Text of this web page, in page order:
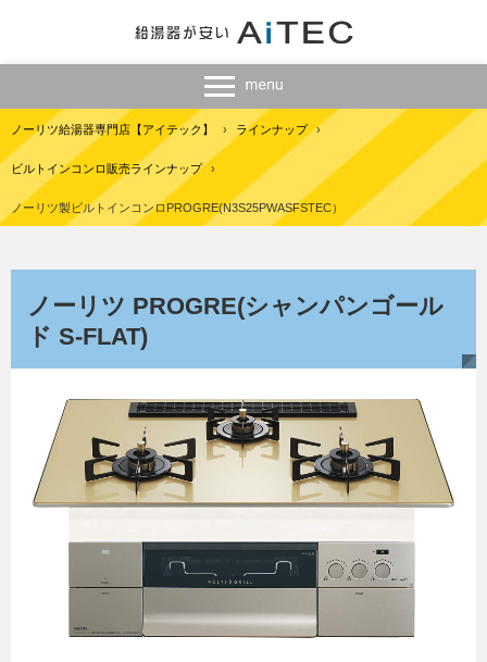
ノーリツ給湯器専門店【アイテック】 › ラインナップ ›
ビルトインコンロ販売ラインナップ ›
ノーリツ製ビルトインコンロPROGRE(N3S25PWASFSTEC）
ノーリツ PROGRE(シャンパンゴール
ド S-FLAT)